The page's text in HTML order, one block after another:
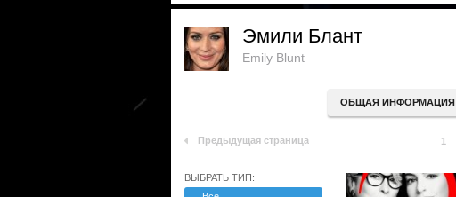
Эмили Блант
Emily Blunt
ОБЩАЯ ИНФОРМАЦИЯ
Предыдущая страница 1
ВЫБРАТЬ ТИП: